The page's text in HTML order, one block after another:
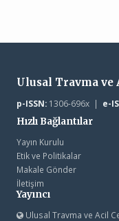
Ulusal Travma ve
p-ISSN:1306-696x | e-
Hızlı Bağlantılar
Yayın Kurulu
Etik ve Politikalar
Makale Gönder
İletişim
Yayıncı
Ulusal Travma ve Acil